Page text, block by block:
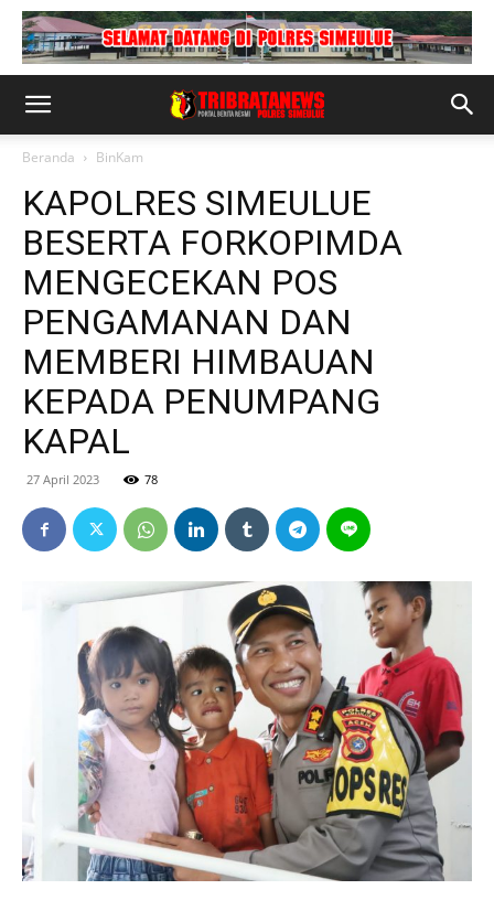
Beranda BinKam
KAPOLRES SIMEULUE
BESERTA FORKOPIMDA
MENGECEKAN POS
PENGAMANAN DAN
MEMBERI HIMBAUAN
KEPADA PENUMPANG
KAPAL
27 April 2023 78